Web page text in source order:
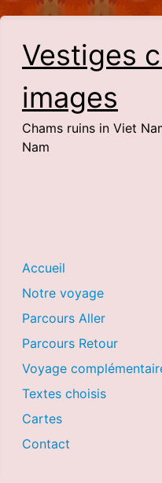
Vestiges
images
Chams ruins in Viet
Nam
Accueil
Notre voyage
Parcours Aller
Parcours Retour
Voyage
Textes choisis
Cartes
Contact